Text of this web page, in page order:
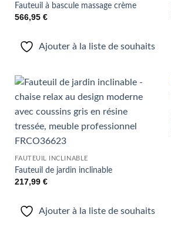
Fauteuil à bascule massage crème
566,95€
Ajouter à la liste de souhaits
à la liste
de
FAUTEUIL INCLINABLE
Fauteuil de jardin inclinable
217,99€
Ajouter à la liste de souhaits